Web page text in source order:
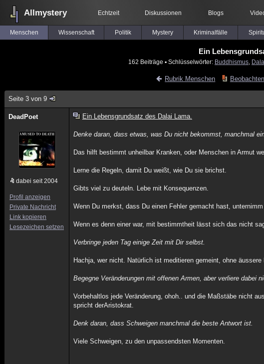
Allmystery Echtzeit Diskussionen Blogs
Menschen Wissenschaft Politik Mystery Kriminalfälle
Ein
162 Beiträge ▪ Schlüsselwörter: Buddhismus
Rubrik Menschen Beobachten
Seite 3 von 9
DeadPoet
dabei seit 2004
Profil anzeigen
Private Nachricht
Link kopieren
Lesezeichen setzen
Ein Lebensgrundsatz des Dalai Lama.
Denke daran, dass etwas, was Du nicht bekommst, manchmal
Das hilft bestimmt unheilbar Kranken, oder Menschen in Armut
Lerne die Regeln, damit Du weißt, wie Du sie brichst.
Gibts viel zu deuteln. Lebe mit Konsequenzen.
Wenn Du merkst, dass Du einen Fehler gemacht hast,
Wenn es denn einer war, mit bestimmtheit lässt sich das nicht
Verbringe jeden Tag einige Zeit mit Dir selbst.
Hachja, wer nicht. Natürlich ist meditieren gemeint, ohne äussere
Begegne Veränderungen mit offenen Armen, aber verliere dabei
Vorbehaltlos jede Veränderung, ohoh.. und die Maßstäbe nicht
spricht derAristokrat.
Denk daran, dass Schweigen manchmal die beste Antwort ist.
Viele Schweigen, zu den unpassendsten Momenten.